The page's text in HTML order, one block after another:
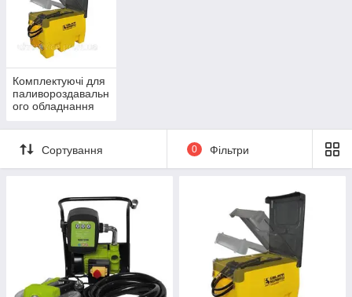
Комплектуючі для
паливороздавальн
ого обладнання
Сортування 0 Фільтри